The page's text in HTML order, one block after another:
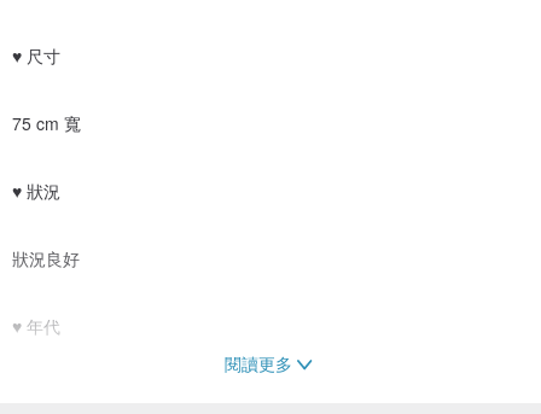
♥ 尺寸
75 cm 寬
♥ 狀況
狀況良好
♥ 年代
閱讀更多